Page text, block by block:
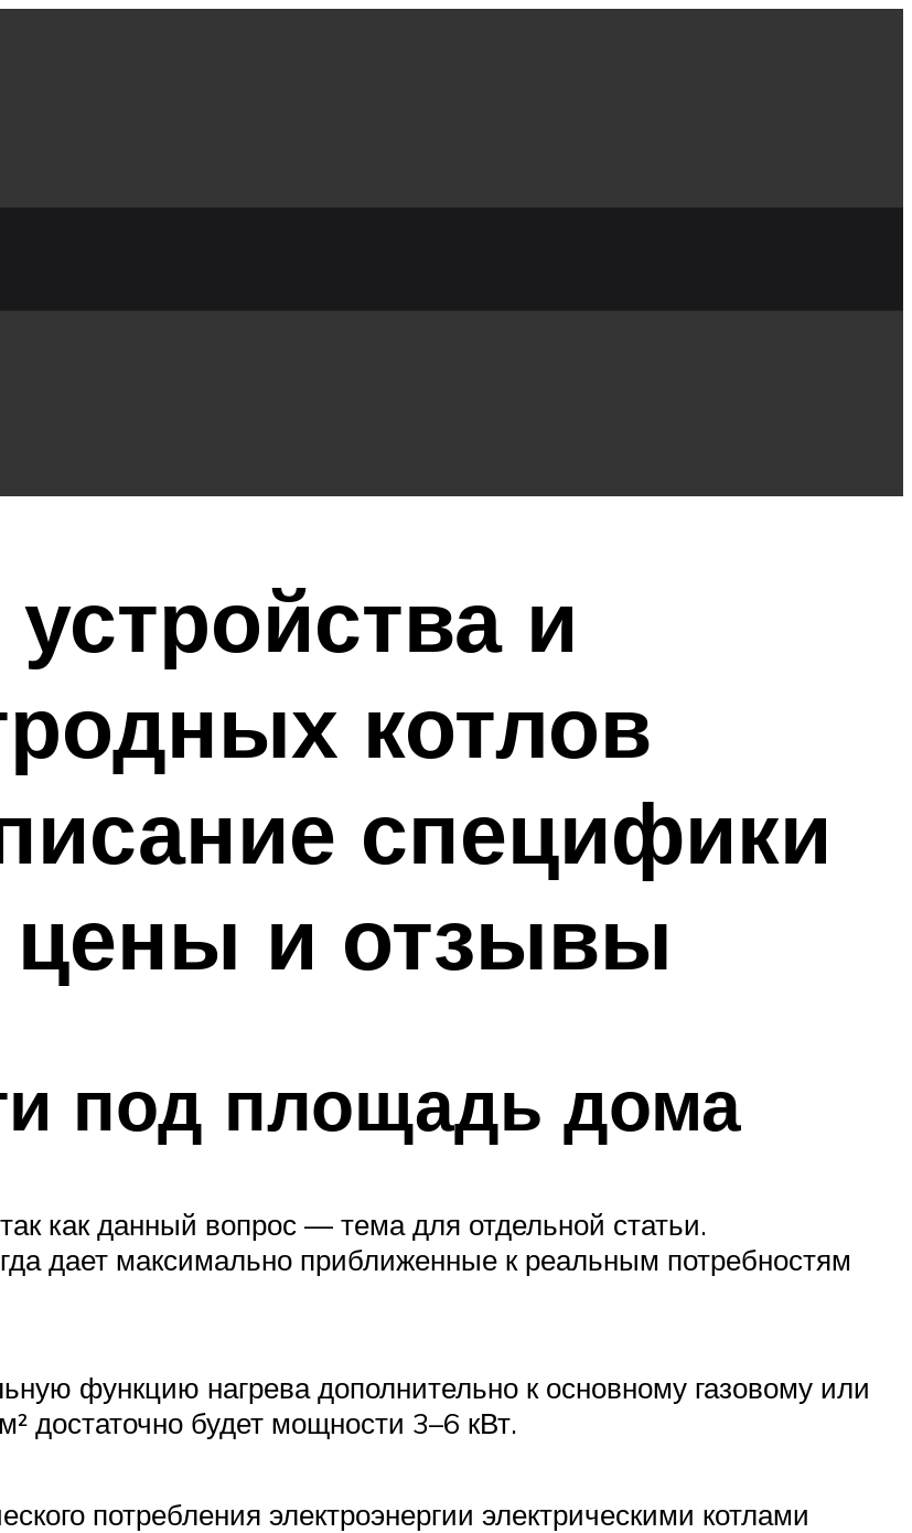
и
котлов
специфики
цены и отзывы
под площадь дома
как данный вопрос — тема для отдельной статьи.
дает максимально приближенные к реальным потребностям
функцию нагрева дополнительно к основному газовому или
достаточно будет мощности 3–6 кВт.
потребления электроэнергии электрическими котлами